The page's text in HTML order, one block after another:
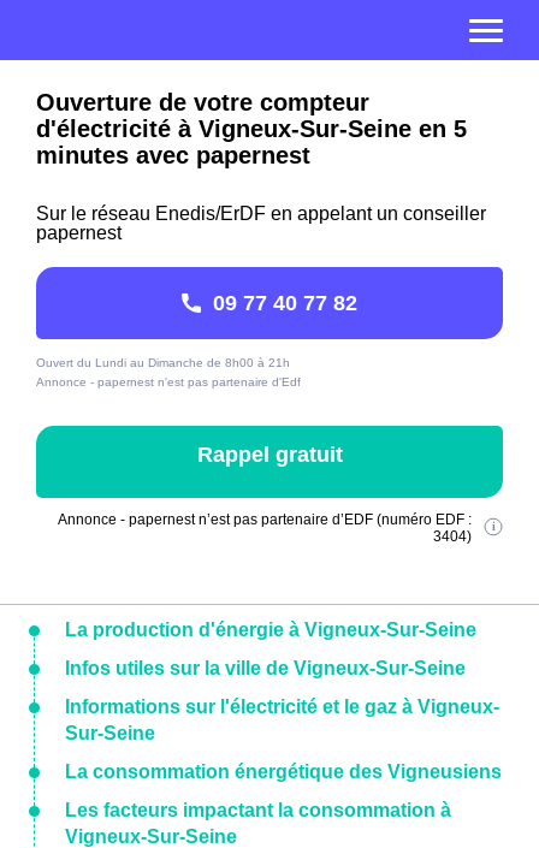
Ouverture de votre compteur
d'électricité à Vigneux-Sur-Seine en 5
minutes avec papernest
Sur le réseau Enedis/ErDF en appelant un conseiller
papernest
09 77 40 77 82
Ouvert du Lundi au Dimanche de 8h00 à 21h
Annonce - papernest n'est pas partenaire d'Edf
Rappel gratuit
Annonce - papernest n’est pas partenaire d’EDF (numéro EDF :
3404)
La production d'énergie à Vigneux-Sur-Seine
Infos utiles sur la ville de Vigneux-Sur-Seine
Informations sur l'électricité et le gaz à Vigneux-
Sur-Seine
La consommation énergétique des Vigneusiens
Les facteurs impactant la consommation à
Vigneux-Sur-Seine